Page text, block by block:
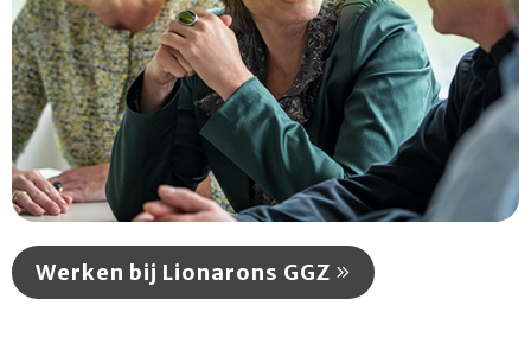
Werken bij Lionarons GGZ